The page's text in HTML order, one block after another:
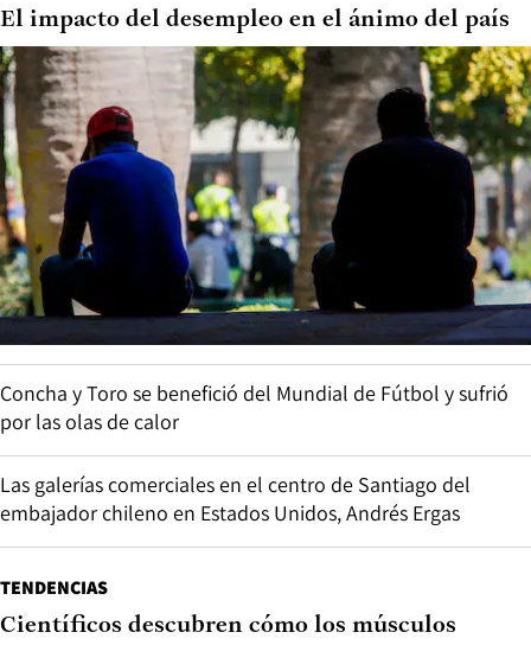
El impacto del desempleo en el ánimo del país
Concha y Toro se benefició del Mundial de Fútbol y sufrió
por las olas de calor
Las galerías comerciales en el centro de Santiago del
embajador chileno en Estados Unidos, Andrés Ergas
TENDENCIAS
Científicos descubren cómo los músculos